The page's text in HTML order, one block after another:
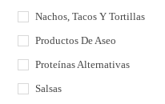
Nachos, Tacos Y Tortillas
Productos De Aseo
Proteínas Alternativas
Salsas